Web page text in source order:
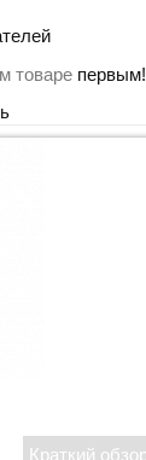
товаре первым!